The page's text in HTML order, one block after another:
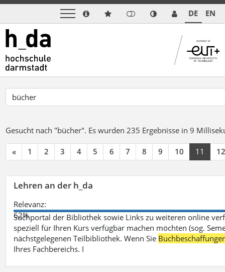
DE EN
Gesucht nach "bücher". Es wurden 235 Ergebnisse in 9
« 1 2 3 4 5 6 7 8 9 10 11 12
Lehren an der h_da
Relevanz:
62%
Suchportal der Bibliothek sowie Links zu weiteren online
speziell für Ihren Kurs verfügbar machen möchten (sog.
nächstgelegenen Teilbibliothek. Wenn Sie
Ihres Fachbereichs. I